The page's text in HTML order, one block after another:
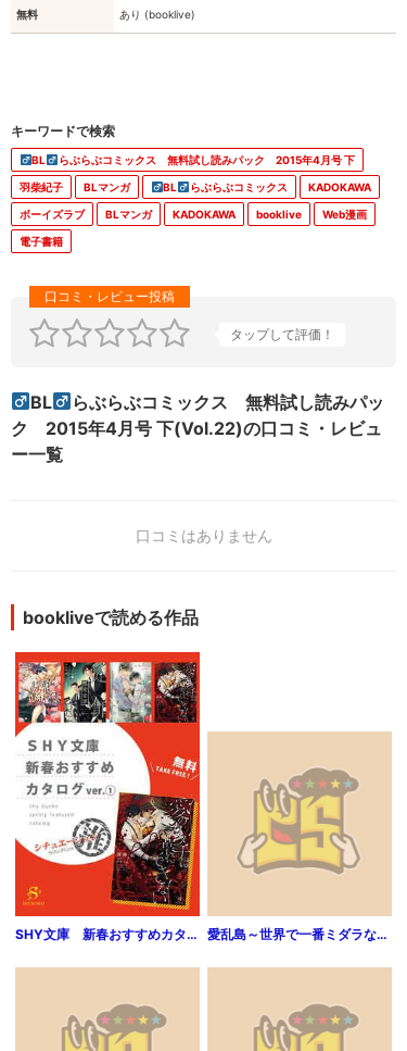
ン
ガ,KADOKAWA]
無料 あり (booklive)
BL らぶらぶコミックス 無料試し読みパック 2015年4月号 下
羽柴紀子 BLマンガ BL らぶらぶコミックス KADOKAWA
ボーイズラブ BLマンガ KADOKAWA booklive Web漫画
電子書籍
タップして評価！
BL
らぶらぶコミックス 無料試し読みパッ
ク 2015年4月号 下(Vol.22)の口コミ・レビュ
ー一覧
口コミはありません
bookliveで読める作品
SHY文庫 新春おすすめカタログver.（１）シチュエーション推 【無料】 愛乱島～世界で一番ミダラな男獣たち～（分冊版） 【第1話】